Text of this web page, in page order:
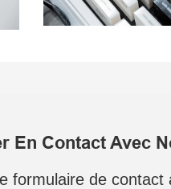
En Contact Avec
de